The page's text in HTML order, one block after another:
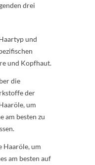
drei
und
und Kopfhaut.
die
der
um
am besten zu
Haaröle, um
am besten auf